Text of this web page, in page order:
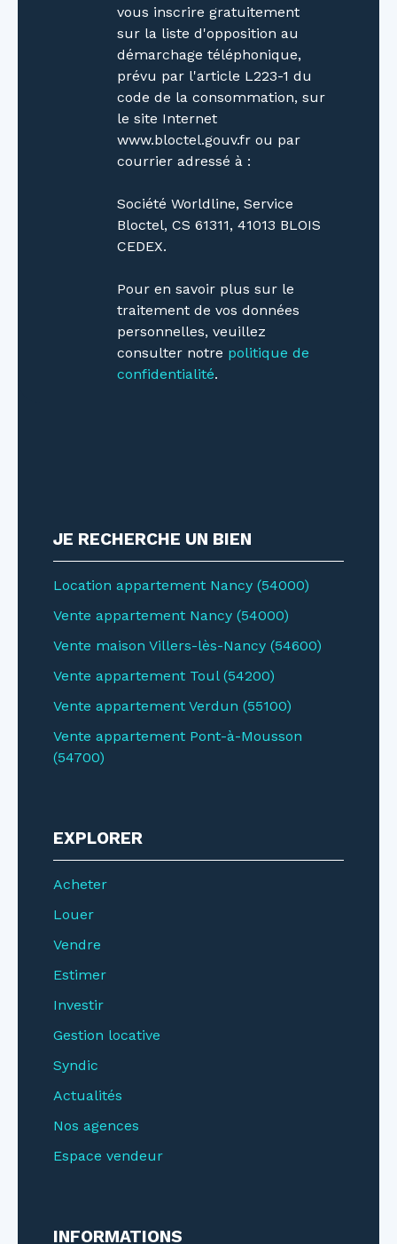
vous inscrire gratuitement
sur la liste d'opposition au
démarchage téléphonique,
prévu par l'article L223-1 du
code de la consommation, sur
le site Internet
www.bloctel.gouv.fr ou par
courrier adressé à :
Société Worldline, Service
Bloctel, CS 61311, 41013 BLOIS
CEDEX.
Pour en savoir plus sur le
traitement de vos données
personnelles, veuillez
consulter notre politique de
confidentialité.
JE RECHERCHE UN BIEN
Location appartement Nancy (54000)
Vente appartement Nancy (54000)
Vente maison Villers-lès-Nancy (54600)
Vente appartement Toul (54200)
Vente appartement Verdun (55100)
Vente appartement Pont-à-Mousson
(54700)
EXPLORER
Acheter
Louer
Vendre
Estimer
Investir
Gestion locative
Syndic
Actualités
Nos agences
Espace vendeur
INFORMATIONS